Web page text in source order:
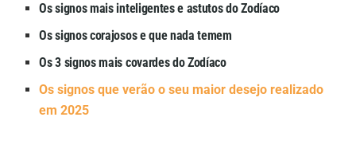
Os signos mais inteligentes e astutos do Zodíaco
Os signos corajosos e que nada temem
Os 3 signos mais covardes do Zodíaco
Os signos que verão o seu maior desejo realizado
em 2025